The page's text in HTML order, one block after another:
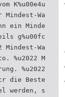
K%u00e4u
Wa
ein Minde
g%u00fc
Wa
%u2022 M
%u2022
die Beste
werden, s